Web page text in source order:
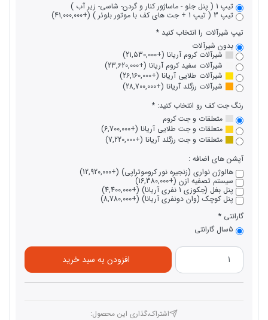
تیپ 1 ( پنل جلو - ماساژور کنار و گردن- شاسی- زیر آب )
تیپ 3 ( تیپ 1 + جت های کف با موتور بلوئر ) (+41,000,000)
تیپ شیرآلات را انتخاب کنید
بدون شیرآلات
شیرآلات کروم آریانا (+21,530,000)
شیرآلات سفید کروم آریانا (+23,620,000)
شیرآلات طلایی آریانا (+26,160,000)
شیرآلات رزگلد آریانا (+28,700,000)
رنگ جت کف رو انتخاب کنید:
متعلقات و جت کروم
متعلقات و جت طلایی آریانا (+6,700,000)
متعلقات و جت رزگلد آریانا (+7,220,000)
آپشن های اضافه :
هالوژن نواری (زنجیره نور کروموتراپی) (+12,920,000)
سیستم تصفیه ازن (+16,380,000)
پنل بغل (جکوزی 1 نفری آریانا) (+4,400,000)
پنل کوچک (وان دونفری آریانا) (+8,780,000)
گارانتی
5سال گارانتی
افزودن به سبد خرید
اشتراک،گذاری این محصول‌: